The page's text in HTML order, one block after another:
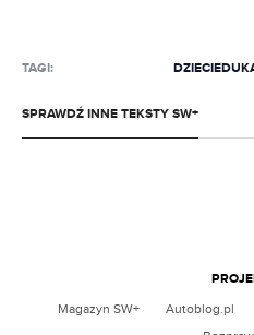
TAGI: DZIECI
SPRAWDŹ INNE TEKSTY SW+
miliony i nie mierzymy
BARTOSZ KICIOR
Magazyn SW+ Autoblog.pl